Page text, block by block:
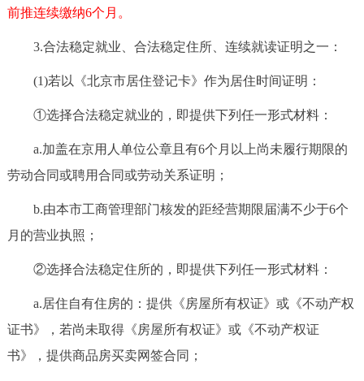
前推连续缴纳6个月。
3.合法稳定就业、合法稳定住所、连续就读证明之一：
(1)若以《北京市居住登记卡》作为居住时间证明：
①选择合法稳定就业的，即提供下列任一形式材料：
a.加盖在京用人单位公章且有6个月以上尚未履行期限的
劳动合同或聘用合同或劳动关系证明；
b.由本市工商管理部门核发的距经营期限届满不少于6个
月的营业执照；
②选择合法稳定住所的，即提供下列任一形式材料：
a.居住自有住房的：提供《房屋所有权证》或《不动产权
证书》，若尚未取得《房屋所有权证》或《不动产权证
书》，提供商品房买卖网签合同；